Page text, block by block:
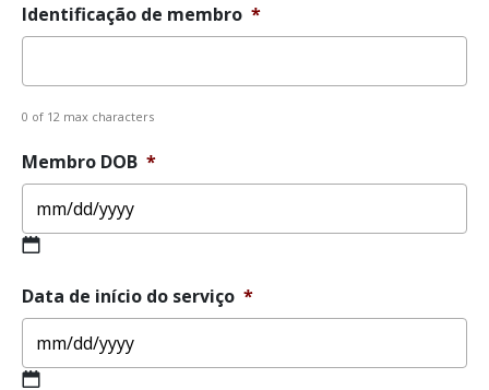
Identificação de membro *
0 of 12 max characters
Membro DOB *
slash
DD
slash
YYYY
Data de início do serviço *